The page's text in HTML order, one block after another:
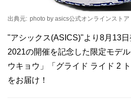
出典元: photo by asics公式オンラインストア
"アシックス(ASICS)"より8月13
2021の開催を記念した限定モデ
ウキョウ」「グライド ライド 2
をお届け！